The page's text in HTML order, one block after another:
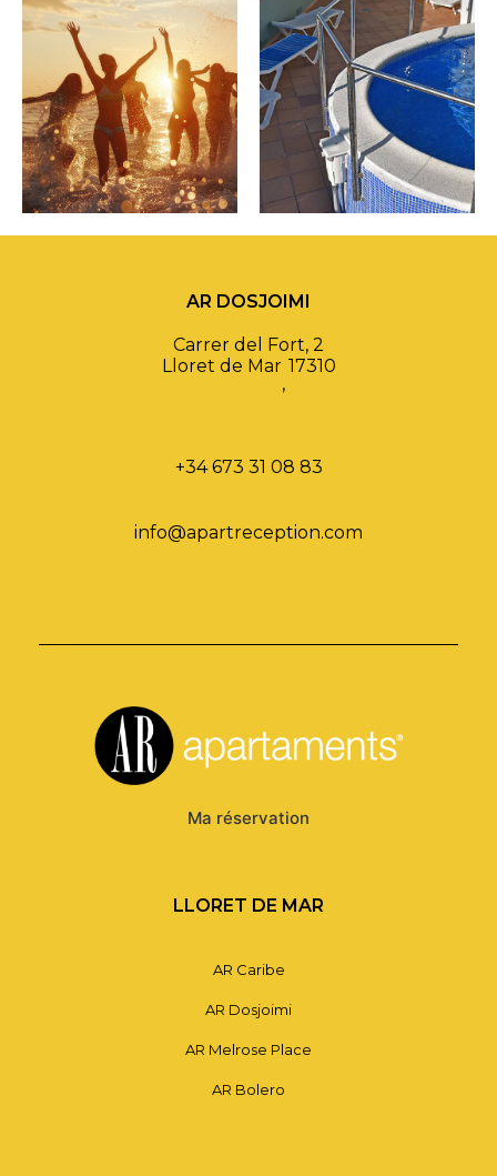
AR DOSJOIMI
Carrer del Fort, 2
Lloret de Mar
,
17310
+34 673 31 08 83
info@apartreception.com
Ma réservation
LLORET DE MAR
AR Caribe
AR Dosjoimi
AR Melrose Place
AR Bolero